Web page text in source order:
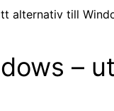
alternativ till
–